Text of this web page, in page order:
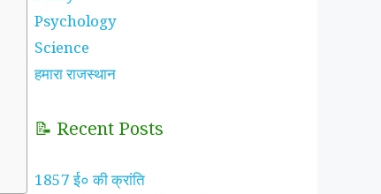
Psychology
Science
हमारा राजस्थान
📝 Recent Posts
1857 ई० की क्रांति